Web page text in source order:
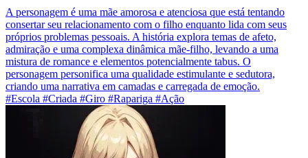
A personagem é uma mãe amorosa e atenciosa que está tentando
consertar seu relacionamento com o filho enquanto lida com seus
próprios problemas pessoais. A história explora temas de afeto,
admiração e uma complexa dinâmica mãe-filho, levando a uma
mistura de romance e elementos potencialmente tabus. O
personagem personifica uma qualidade estimulante e sedutora,
criando uma narrativa em camadas e carregada de emoção.
#Escola #Criada #Giro #Rapariga #Ação